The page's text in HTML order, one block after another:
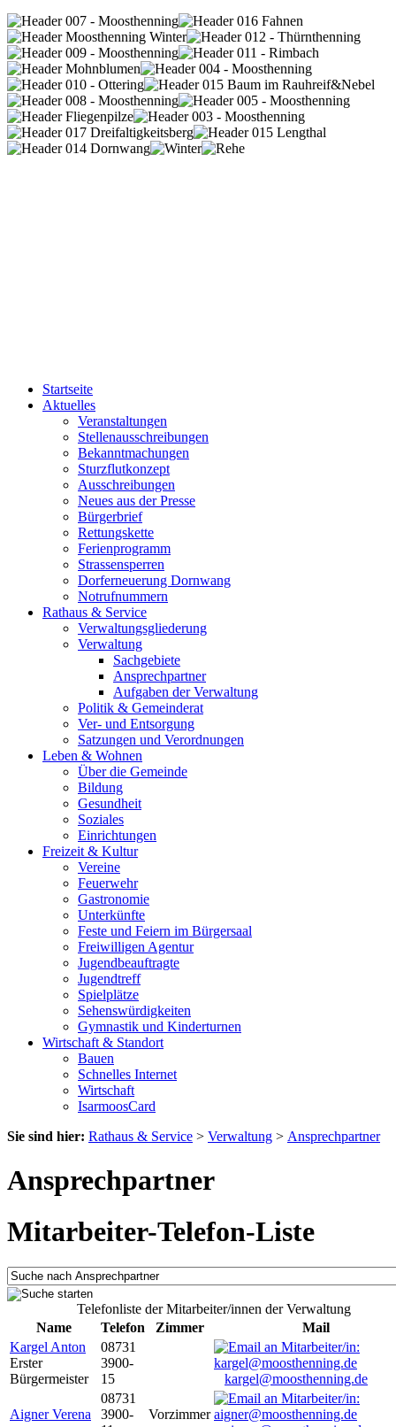
Startseite
Aktuelles
Veranstaltungen
Stellenausschreibungen
Bekanntmachungen
Sturzflutkonzept
Ausschreibungen
Neues aus der Presse
Bürgerbrief
Rettungskette
Ferienprogramm
Strassensperren
Dorferneuerung Dornwang
Notrufnummern
Rathaus & Service
Verwaltungsgliederung
Verwaltung
Sachgebiete
Ansprechpartner
Aufgaben der Verwaltung
Politik & Gemeinderat
Ver- und Entsorgung
Satzungen und Verordnungen
Leben & Wohnen
Über die Gemeinde
Bildung
Gesundheit
Soziales
Einrichtungen
Freizeit & Kultur
Vereine
Feuerwehr
Gastronomie
Unterkünfte
Feste und Feiern im Bürgersaal
Freiwilligen Agentur
Jugendbeauftragte
Jugendtreff
Spielplätze
Sehenswürdigkeiten
Gymnastik und Kinderturnen
Wirtschaft & Standort
Bauen
Schnelles Internet
Wirtschaft
IsarmoosCard
Sie sind hier: Rathaus & Service > Verwaltung > Ansprechpartner
Ansprechpartner
Mitarbeiter-Telefon-Liste
Telefonliste der Mitarbeiter/innen der Verwaltung
Name
Telefon Zimmer
Mail
Kargel Anton
Erster
Bürgermeister
08731
3900-
15
kargel@moosthenning.de
Aigner Verena
08731
3900-
Vorzimmer